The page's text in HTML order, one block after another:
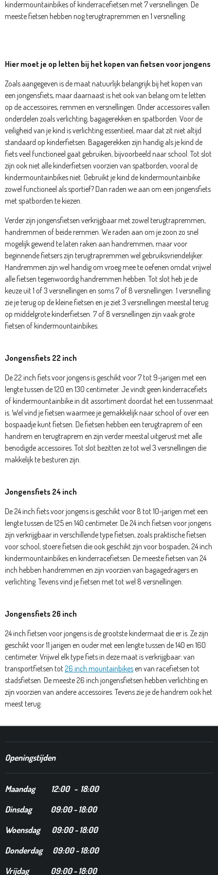
kindermountainbikes of kinderracefietsen met 7 versnellingen. De
meeste fietsen hebben nog terugtrapremmen en 1 versnelling.
Hier moet je op letten bij het kopen van fietsen voor jongens
Zoals aangegeven is de maat natuurlijk belangrijk bij het kopen van
een jongensfiets, maar daarnaast is het ook van belang om te letten
op de accessoires, remmen en versnellingen. Onder accessoires vallen
onderdelen zoals verlichting, bagagerekken en spatborden. Voor de
veiligheid van je kind is verlichting essentieel, maar dat zit niet altijd
standaard op kinderfietsen. Bagagerekken zijn handig als je kind de
fiets veel functioneel gaat gebruiken, bijvoorbeeld naar school. Tot slot
zijn ook niet alle kinderfietsen voorzien van spatborden, vooral de
kindermountainbikes niet. Gebruikt je kind de kindermountainbike
zowel functioneel als sportief? Dan raden we aan om een jongensfiets
met spatborden te kiezen.
Verder zijn jongensfietsen verkrijgbaar met zowel terugtrapremmen,
handremmen of beide remmen. We raden aan om je zoon zo snel
mogelijk gewend te laten raken aan handremmen, maar voor
beginnende fietsers zijn terugtrapremmen wel gebruiksvriendelijker.
Handremmen zijn wel handig om vroeg mee te oefenen omdat vrijwel
alle fietsen tegenwoordig handremmen hebben. Tot slot heb je de
keuze uit 1 of 3 versnellingen en soms 7 of 8 versnellingen. 1 versnelling
zie je terug op de kleine fietsen en je ziet 3 versnellingen meestal terug
op middelgrote kinderfietsen. 7 of 8 versnellingen zijn vaak grote
fietsen of kindermountainbikes.
Jongensfiets 22 inch
De 22 inch fiets voor jongens is geschikt voor 7 tot 9-jarigen met een
lengte tussen de 120 en 130 centimeter. Je vindt geen kinderracefiets
of kindermountainbike in dit assortiment doordat het een tussenmaat
is. Wel vind je fietsen waarmee je gemakkelijk naar school of over een
bospaadje kunt fietsen. De fietsen hebben een terugtraprem of een
handrem en terugtraprem en zijn verder meestal uitgerust met alle
benodigde accessoires. Tot slot bezitten ze tot wel 3 versnellingen die
makkelijk te besturen zijn.
Jongensfiets 24 inch
De 24 inch fiets voor jongens is geschikt voor 8 tot 10-jarigen met een
lengte tussen de 125 en 140 centimeter. De 24 inch fietsen voor jongens
zijn verkrijgbaar in verschillende type fietsen, zoals praktische fietsen
voor school, stoere fietsen die ook geschikt zijn voor bospaden, 24 inch
kindermountainbikes en kinderracefietsen. De meeste fietsen van 24
inch hebben handremmen en zijn voorzien van bagagedragers en
verlichting. Tevens vind je fietsen met tot wel 8 versnellingen.
Jongensfiets 26 inch
24 inch fietsen voor jongens is de grootste kindermaat die er is. Ze zijn
geschikt voor 11 jarigen en ouder met een lengte tussen de 140 en 160
centimeter. Vrijwel elk type fiets in deze maat is verkrijgbaar: van
transportfietsen tot26 inch mountainbikesen van racefietsen tot
stadsfietsen. De meeste26 inch jongensfietsen hebben verlichting en
zijn voorzien van andere accessoires. Tevens zie je de handrem ook het
meest terug.
Openingstijden
Maandag 12:00 - 18:00
Dinsdag
09:00 - 18:00
Woensdag 09:00 - 18:00
Donderdag 09:00 - 18:00
Vrijdag 09:00 - 18:00